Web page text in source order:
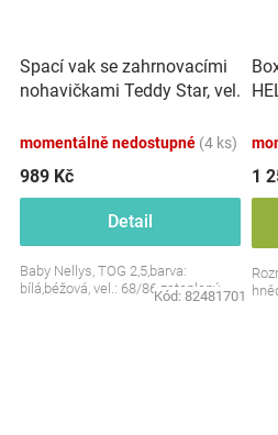
Spací vak se zahrnovacími
nohavičkami Teddy Star, vel.
momentálně nedostupné (4 ks)
989 Kč
Detail
Baby Nellys, TOG 2,5,barva:
bílá,béžová, vel.: 68/86 zateplený
Kód: 82481701
1